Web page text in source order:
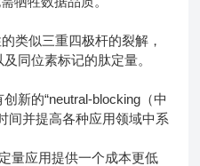
类似三重四极杆的裂解，
同位素标记的肽定量。
新的“neutral-blocking（中
间并提高各种应用领域中系
量应用提供一个成本更低